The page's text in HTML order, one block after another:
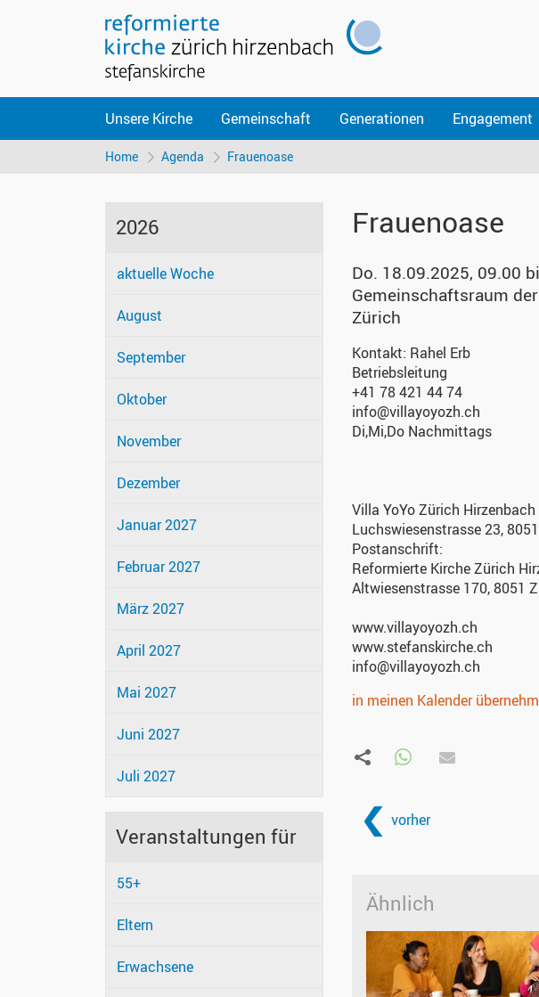
Unsere Kirche Gemeinschaft Generationen Engagement
Home Agenda Frauenoase
2026
aktuelle Woche
August
September
Oktober
November
Dezember
Januar 2027
Februar 2027
März 2027
April 2027
Mai 2027
Juni 2027
Juli 2027
Veranstaltungen für
55+
Eltern
Erwachsene
Frauenoase
Do. 18.09.2025, 09.00
Gemeinschaftsraum
Zürich
Kontakt: Rahel Erb
Betriebsleitung
+41 78 421 44 74
info@villayoyozh.ch
Di,Mi,Do Nachmittags
Villa YoYo Zürich Hirzenbach
Luchswiesenstrasse 23,
Postanschrift:
Reformierte Kirche Zürich
Altwiesenstrasse 170, 8051
www.villayoyozh.ch
www.stefanskirche.ch
info@villayoyozh.ch
in meinen Kalender
vorher
Ähnlich